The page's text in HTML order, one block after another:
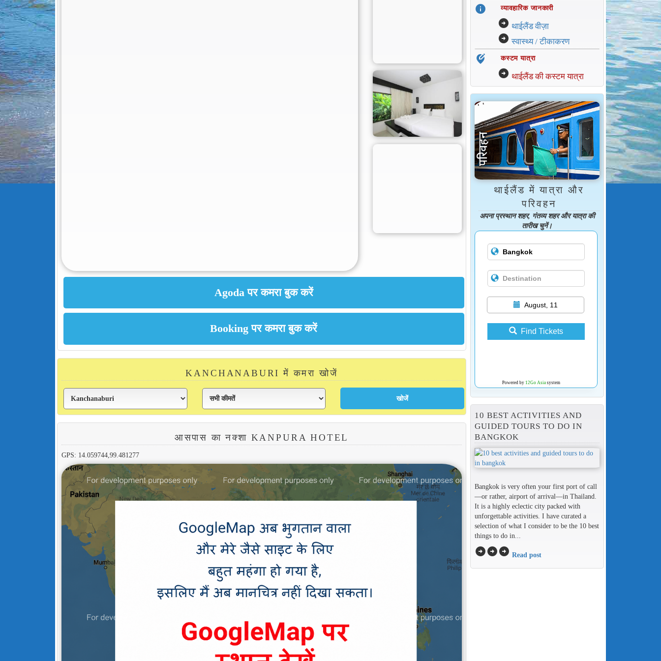
KANCHANABURI में कमरा खोजें
आसपास का नक्शा KANPURA HOTEL
GPS: 14.059744,99.481277
info व्यावहारिक जानकारी
arrow_circle_right थाईलैंड वीज़ा
arrow_circle_right स्वास्थ्य / टीकाकरण
edit_location_alt कस्टम यात्रा
arrow_circle_right थाईलैंड की कस्टम यात्रा
थाईलैंड में यात्रा और
परिवहन
अपना प्रस्थान शहर, गंतव्य शहर और यात्रा की
तारीख चुनें।
August, 11
Find Tickets
Powered by 12Go Asiasystem
10 BEST ACTIVITIES AND
GUIDED TOURS TO DO IN
BANGKOK
Bangkok is very often your first port of call
—or rather, airport of arrival—in Thailand.
It is a highly eclectic city packed with
unforgettable activities. I have curated a
selection of what I consider to be the 10 best
things to do in...
arrow_circle_rightarrow_circle_rightarrow_circle_right Read post